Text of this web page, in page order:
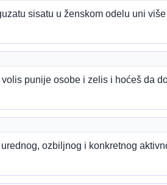
sisatu u ženskom odelu uni
punije osobe i zelis i hoćeš da
ozbiljnog i konkretnog